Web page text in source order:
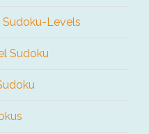
Sudoku-Levels
Sudoku